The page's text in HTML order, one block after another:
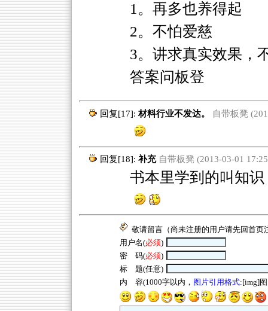
1。再多也养得起
2。不怕爱慈
3。讲求真实效果，
答案问板登
回复[17]: 材料行业不发达。 自带板凳
回复[18]: 补充 自带板凳 (2013-03-01
书本里学到的叫知识
敬请留言（尚未注册的用户请先回首页
用户名(必须)
密 码(必须)
标 题(任意)
内 容(1000字以内， 图片引用格式:[img]